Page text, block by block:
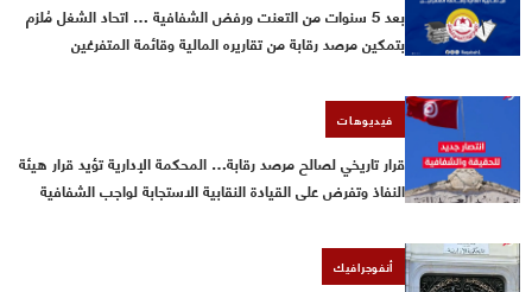
بعد 5 سنوات من التعنت ورفض الشفافية … اتحاد الشغل مُلزم
بتمكين مرصد رقابة من تقاريره المالية وقائمة المتفرغين
فيديوهات
قرار تاريخي لصالح مرصد رقابة… المحكمة الإدارية تؤيد قرار هيئة
النفاذ وتفرض على القيادة النقابية الاستجابة لواجب الشفافية
أنفوجرافيك